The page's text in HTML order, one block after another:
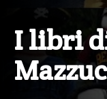
I libri